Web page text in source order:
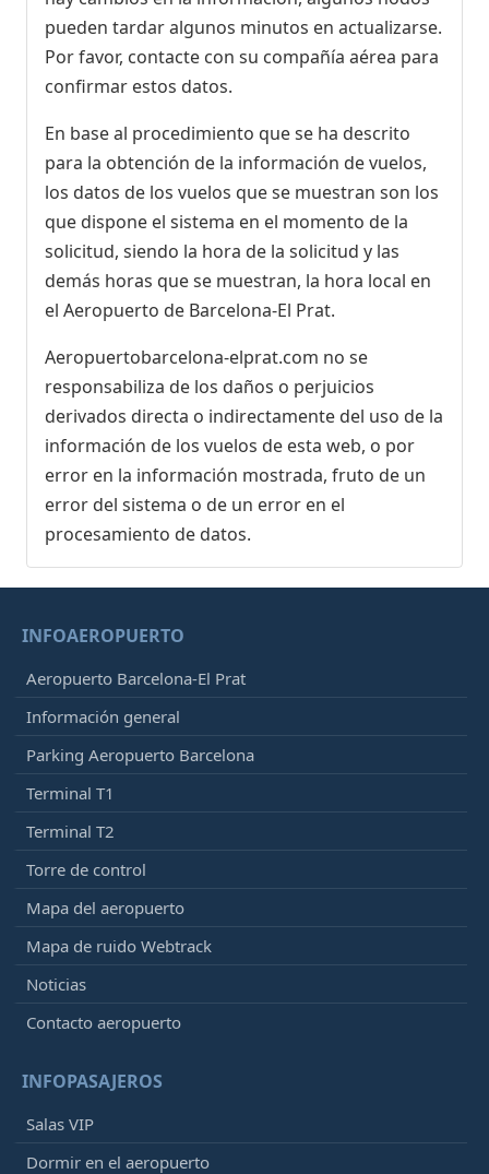
pueden tardar algunos minutos en actualizarse.
Por favor, contacte con su compañía aérea para
confirmar estos datos.
En base al procedimiento que se ha descrito
para la obtención de la información de vuelos,
los datos de los vuelos que se muestran son los
que dispone el sistema en el momento de la
solicitud, siendo la hora de la solicitud y las
demás horas que se muestran, la hora local en
el Aeropuerto de Barcelona-El Prat.
Aeropuertobarcelona-elprat.com no se
responsabiliza de los daños o perjuicios
derivados directa o indirectamente del uso de la
información de los vuelos de esta web, o por
error en la información mostrada, fruto de un
error del sistema o de un error en el
procesamiento de datos.
INFOAEROPUERTO
Aeropuerto Barcelona-El Prat
Información general
Parking Aeropuerto Barcelona
Terminal T1
Terminal T2
Torre de control
Mapa del aeropuerto
Mapa de ruido Webtrack
Noticias
Contacto aeropuerto
INFOPASAJEROS
Salas VIP
Dormir en el aeropuerto